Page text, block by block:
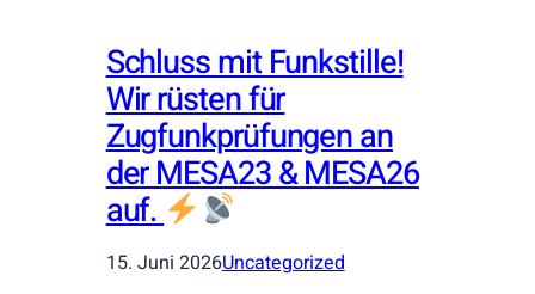
Schluss mit Funkstille!
Wir rüsten für
Zugfunkprüfungen an
der MESA23 & MESA26
auf.
15. Juni 2026Uncategorized